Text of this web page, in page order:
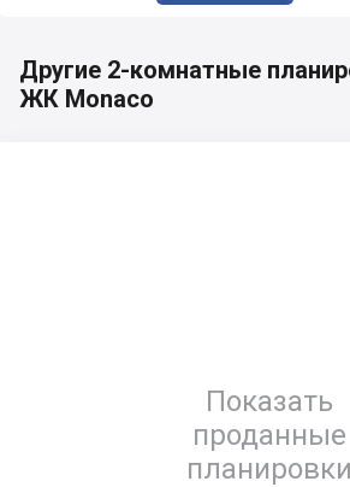
Другие 2-комнатные
ЖК Monaco
Показать
проданные
планировки